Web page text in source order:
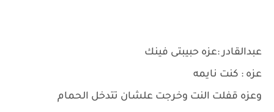
عبدالقادر :عزه حبيبتى فينك
عزه : كنت نايمه
وعزه قفلت النت وخرجت علشان تتدخل الحمام